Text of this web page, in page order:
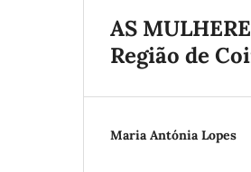
AS
Região de
Maria Antónia Lopes